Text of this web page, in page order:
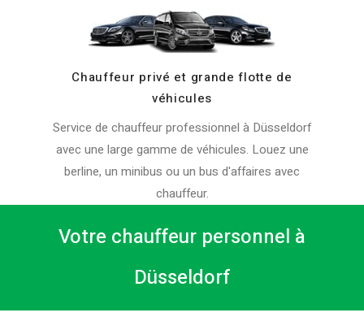
Chauffeur privé et grande flotte de
véhicules
Service de chauffeur professionnel à Düsseldorf
avec une large gamme de véhicules. Louez une
berline, un minibus ou un bus d'affaires avec
chauffeur.
Votre chauffeur personnel à
Düsseldorf